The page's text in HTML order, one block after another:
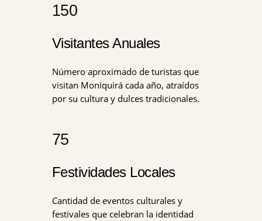
150
Visitantes Anuales
Número aproximado de turistas que
visitan Moniquirá cada año, atraídos
por su cultura y dulces tradicionales.
75
Festividades Locales
Cantidad de eventos culturales y
festivales que celebran la identidad